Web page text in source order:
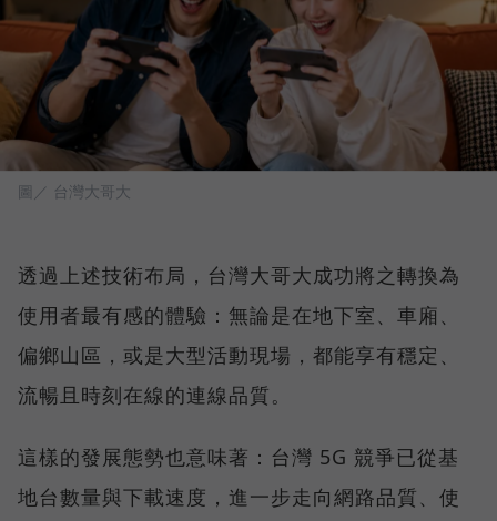
圖／ 台灣大哥大
透過上述技術布局，台灣大哥大成功將之轉換為
使用者最有感的體驗：無論是在地下室、車廂、
偏鄉山區，或是大型活動現場，都能享有穩定、
流暢且時刻在線的連線品質。
這樣的發展態勢也意味著：台灣 5G 競爭已從基
地台數量與下載速度，進一步走向網路品質、使